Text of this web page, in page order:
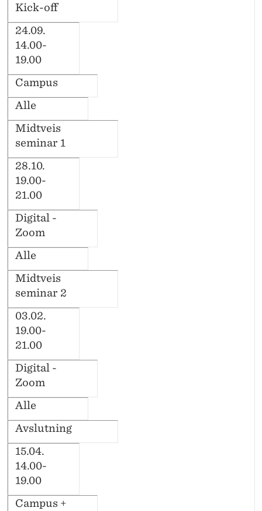
Kick-off
24.09.
14.00-
19.00
Campus
Alle
Midtveis
seminar 1
28.10.
19.00-
21.00
Digital -
Zoom
Alle
Midtveis
seminar 2
03.02.
19.00-
21.00
Digital -
Zoom
Alle
Avslutning
15.04.
14.00-
19.00
Campus +